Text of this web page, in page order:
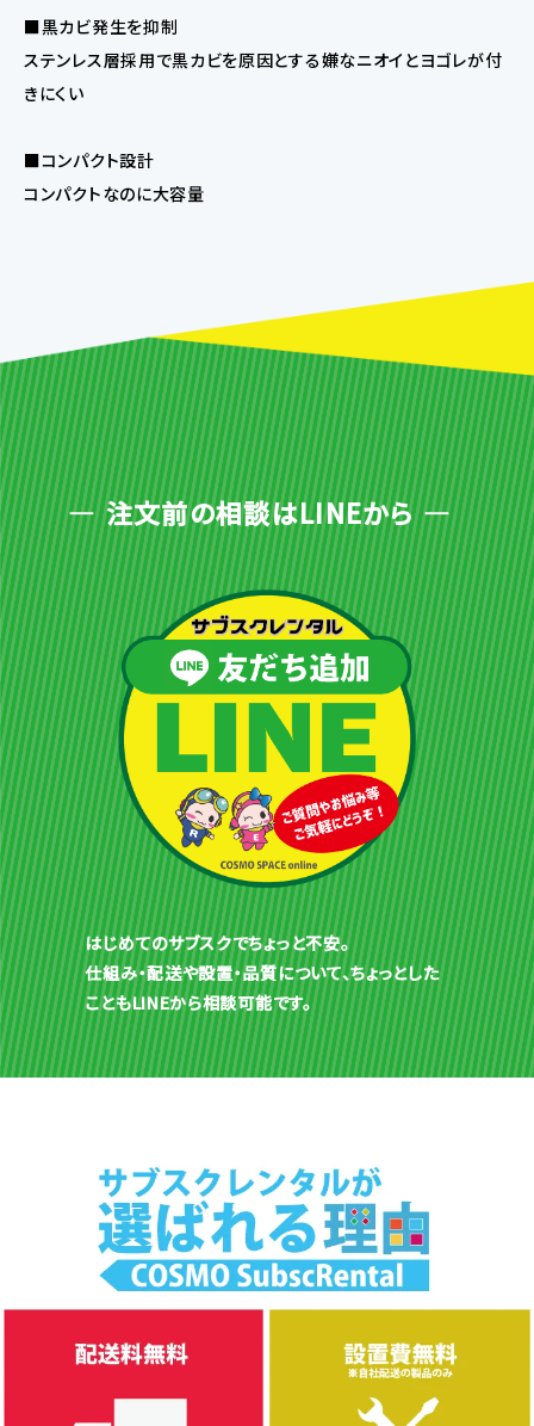
■黒カビ発生を抑制
ステンレス層採用で黒カビを原因とする嫌なニオイとヨゴレが付
きにくい
■コンパクト設計
コンパクトなのに大容量
注文前の相談はLINEから
はじめてのサブスクでちょっと不安。
仕組み・配送や設置・品質について、ちょっとした
こともLINEから相談可能です。